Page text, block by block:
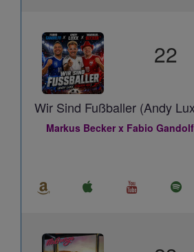
22
Wir Sind Fußballer (Andy
Markus Becker x Fabio